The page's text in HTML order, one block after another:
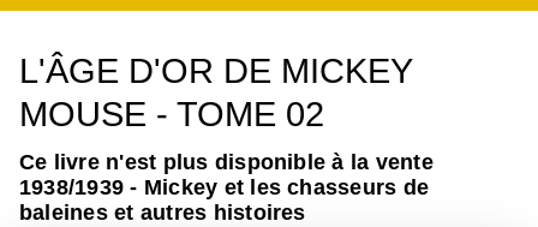
L'ÂGE D'OR DE MICKEY
MOUSE - TOME 02
Ce livre n'est plus disponible à la vente
1938/1939 - Mickey et les chasseurs de
baleines et autres histoires